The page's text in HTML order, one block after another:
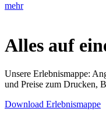
mehr
Alles auf
Unsere Erlebnismappe:
und Preise zum Drucken,
Download Erlebnismappe